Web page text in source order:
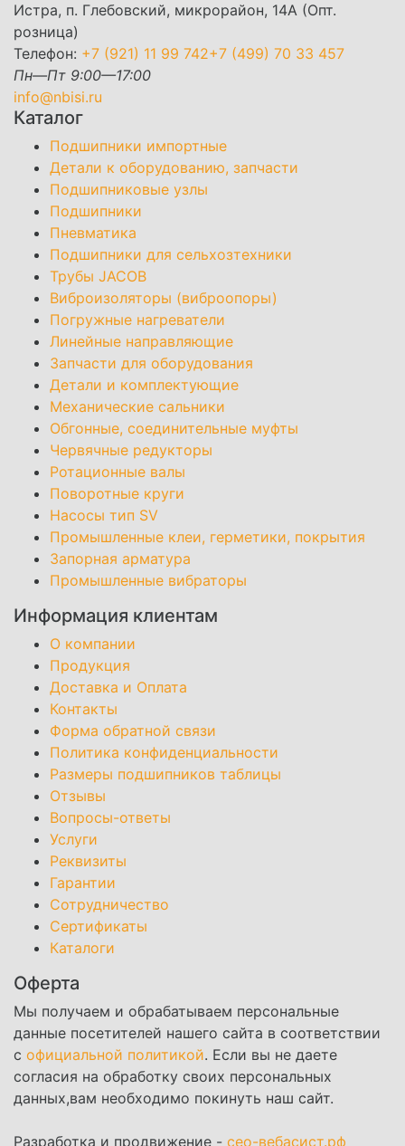
Истра, п. Глебовский, микрорайон, 14А (Опт.
розница)
Телефон: +7 (921) 11 99 742+7 (499) 70 33 457
Пн—Пт 9:00—17:00
info@nbisi.ru
Каталог
Подшипники импортные
Детали к оборудованию, запчасти
Подшипниковые узлы
Подшипники
Пневматика
Подшипники для сельхозтехники
Трубы JACOB
Виброизоляторы (виброопоры)
Погружные нагреватели
Линейные направляющие
Запчасти для оборудования
Детали и комплектующие
Механические сальники
Обгонные, соединительные муфты
Червячные редукторы
Ротационные валы
Поворотные круги
Насосы тип SV
Промышленные клеи, герметики, покрытия
Запорная арматура
Промышленные вибраторы
Информация клиентам
О компании
Продукция
Доставка и Оплата
Контакты
Форма обратной связи
Политика конфиденциальности
Размеры подшипников таблицы
Отзывы
Вопросы-ответы
Услуги
Реквизиты
Гарантии
Сотрудничество
Сертификаты
Каталоги
Оферта
Мы получаем и обрабатываем персональные
данные посетителей нашего сайта в соответствии
с официальной политикой. Если вы не даете
согласия на обработку своих персональных
данных,вам необходимо покинуть наш сайт.
Разработка и продвижение - сео-вебасист.рф